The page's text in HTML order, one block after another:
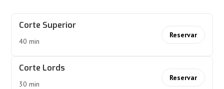
Corte Superior
40 min
Reservar
Corte Lords
30 min
Reservar